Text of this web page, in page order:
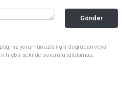
Gönder
yorumunuzla ilgili doğrudan veya
hiçbir şekilde sorumlu tutulamaz.